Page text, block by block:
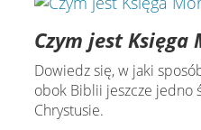
Czym jest Księga
Dowiedz się, w jaki
obok Biblii jeszcze jedno
Chrystusie.